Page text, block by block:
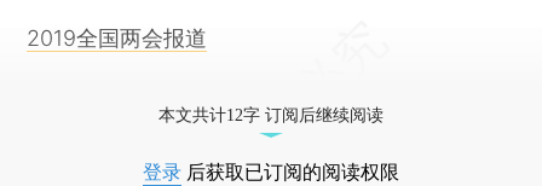
2019全国两会报道
本文共计12字 订阅后继续阅读
登录 后获取已订阅的阅读权限